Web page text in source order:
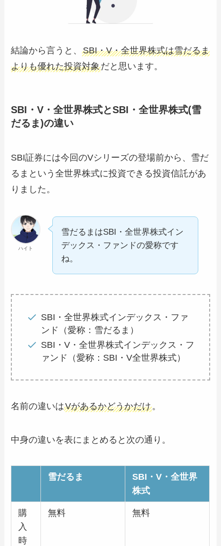
結論から言うと、SBI・V・全世界株式は雪だるま
よりも優れた投資対象だと思います。
SBI・V・全世界株式とSBI・全世界株式(雪
だるま)の違い
SBI証券には今回のVシリーズの登場前から、雪だ
るまという全世界株式に投資できる投資信託があ
りました。
ハイト
雪だるまはSBI・全世界株式イン
デックス・ファンドの愛称です
ね。
SBI・全世界株式インデックス・ファ
ンド（愛称：雪だるま）
SBI・V・全世界株式インデックス・フ
ァンド（愛称：SBI・V全世界株式）
名前の違いはVがあるかどうかだけ。
中身の違いを表にまとめると次の通り。
雪だるま
SBI・V・全世界
株式
購
入
時
無料 無料